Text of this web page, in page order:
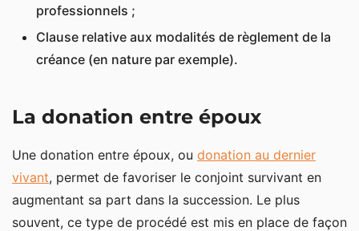
professionnels ;
Clause relative aux modalités de règlement de la
créance (en nature par exemple).
La donation entre époux
Une donation entre époux, ou donation au dernier
vivant, permet de favoriser le conjoint survivant en
augmentant sa part dans la succession. Le plus
souvent, ce type de procédé est mis en place de façon